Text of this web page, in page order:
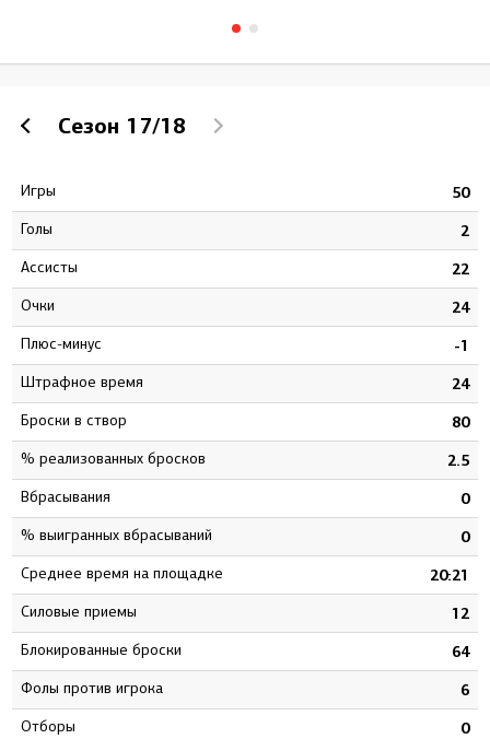
Сезон 17/18
Игры 50
Голы 2
Ассисты 22
Очки 24
Плюс-минус -1
штрафное время 24
Броски в створ 80
% реализованных бросков 2.5
Вбрасывания 0
% выигранных вбрасываний 0
Среднее время на площадке 20:21
Силовые приемы 12
Блокированные броски 64
Фолы против игрока 6
Отборы 0